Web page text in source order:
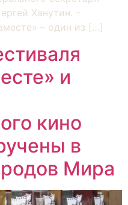
Ханутин. –
– один из […]
и
кино
в
Мира